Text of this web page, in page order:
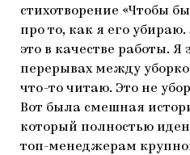
стихотворение «Чтобы
про то, как я его
это в качестве работы. Я
перерывах между
что-то читаю. Это не
Вот была смешная
который полностью
топ-менеджерам